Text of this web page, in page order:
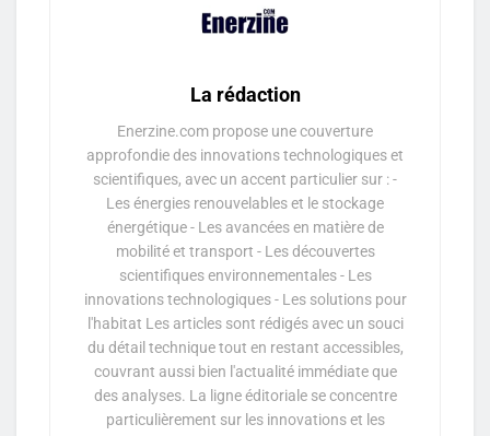
La rédaction
Enerzine.com propose une couverture
approfondie des innovations technologiques et
scientifiques, avec un accent particulier sur : -
Les énergies renouvelables et le stockage
énergétique - Les avancées en matière de
mobilité et transport - Les découvertes
scientifiques environnementales - Les
innovations technologiques - Les solutions pour
l'habitat Les articles sont rédigés avec un souci
du détail technique tout en restant accessibles,
couvrant aussi bien l'actualité immédiate que
des analyses. La ligne éditoriale se concentre
particulièrement sur les innovations et les